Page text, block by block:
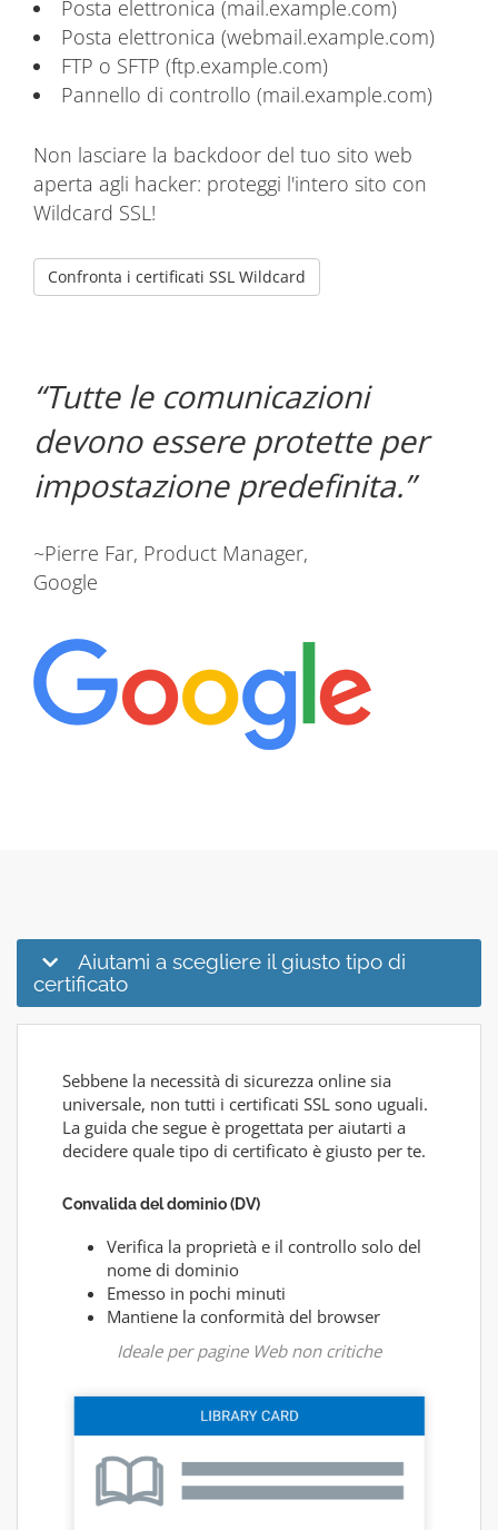
Posta elettronica (mail.example.com)
Posta elettronica (webmail.example.com)
FTP o SFTP (ftp.example.com)
Pannello di controllo (mail.example.com)
Non lasciare la backdoor del tuo sito web
aperta agli hacker: proteggi l'intero sito con
Wildcard SSL!
Confronta i certificati SSL Wildcard
Tutte le comunicazioni
devono essere protette per
impostazione predefinita.
~Pierre Far, Product Manager,
Google
Aiutami a scegliere il giusto tipo di
certificato
Sebbene la necessità di sicurezza online sia
universale, non tutti i certificati SSL sono uguali.
La guida che segue è progettata per aiutarti a
decidere quale tipo di certificato è giusto per te.
Convalida del dominio (DV)
Verifica la proprietà e il controllo solo del
nome di dominio
Emesso in pochi minuti
Mantiene la conformità del browser
Ideale per pagine Web non critiche